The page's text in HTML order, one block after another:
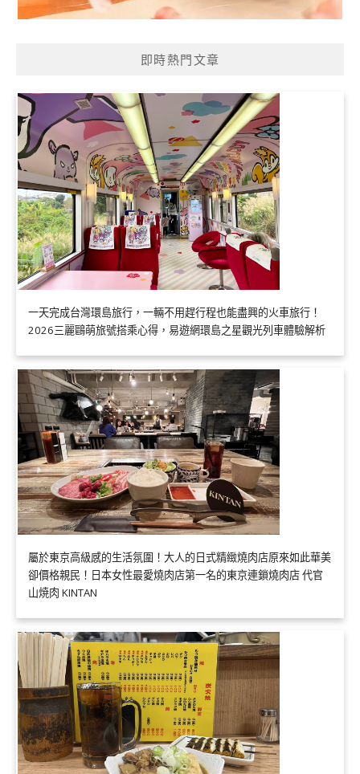
即時熱門文章
一天完成台灣環島旅行，一輛不用趕行程也能盡興的火車旅行！
2026三麗鷗萌旅號搭乘心得，易遊網環島之星觀光列車體驗解析
屬於東京高級感的生活氛圍！大人的日式精緻燒肉店原來如此華美
卻價格親民！日本女性最愛燒肉店第一名的東京連鎖燒肉店 代官
山焼肉 KINTAN